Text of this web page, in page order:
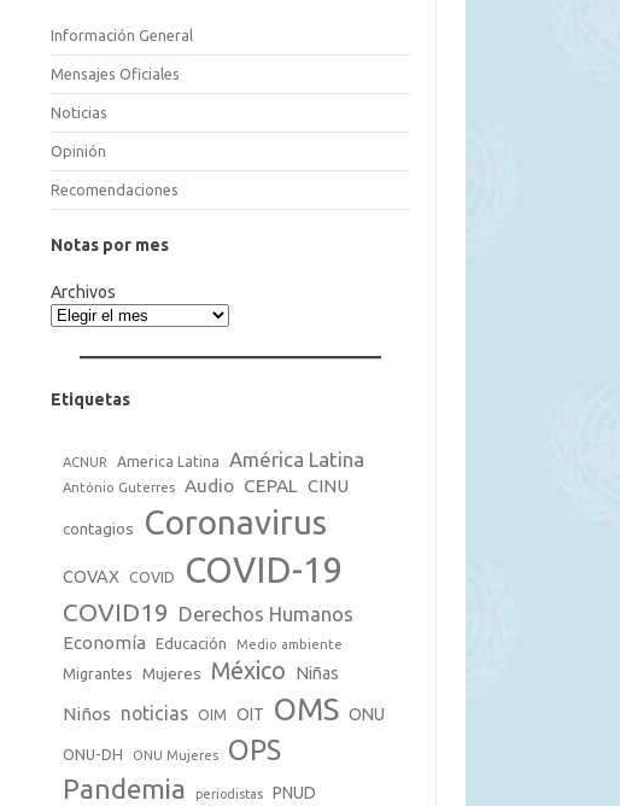
Información General
Mensajes Oficiales
Noticias
Opinión
Recomendaciones
Notas por mes
Archivos
Etiquetas
ACNUR America Latina América Latina
António Guterres Audio CEPAL CINU
contagios Coronavirus
COVAX COVID COVID-19
COVID19 Derechos Humanos
Economía Educación Medio ambiente
Migrantes Mujeres México Niñas
Niños noticias OIM OIT OMS ONU
ONU-DH ONU Mujeres OPS
Pandemia periodistas PNUD